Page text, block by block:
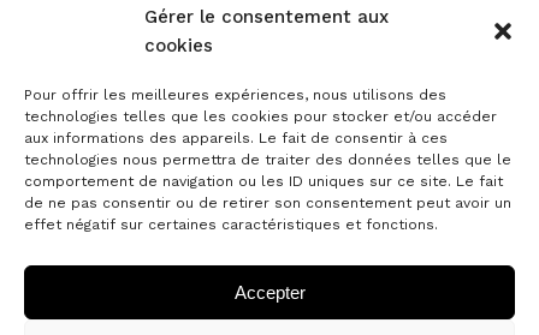
Gérer le consentement aux
cookies
Pour offrir les meilleures expériences, nous utilisons des
technologies telles que les cookies pour stocker et/ou accéder
aux informations des appareils. Le fait de consentir à ces
technologies nous permettra de traiter des données telles que le
comportement de navigation ou les ID uniques sur ce site. Le fait
de ne pas consentir ou de retirer son consentement peut avoir un
effet négatif sur certaines caractéristiques et fonctions.
Accepter
PARTENAIRE
ANTIPOLIS Palais des Congrès